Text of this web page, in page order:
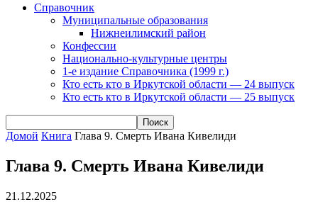
Справочник
Муниципальные образования
Нижнеилимский район
Конфессии
Национально-культурные центры
1-е издание Справочника (1999 г.)
Кто есть кто в Иркутской области — 24 выпуск
Кто есть кто в Иркутской области — 25 выпуск
Домой Книга Глава 9. Смерть Ивана Кивелиди
Глава 9. Смерть Ивана Кивелиди
21.12.2025